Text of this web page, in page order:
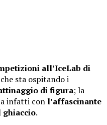
all’IceLab di
sta ospitando i
di figura; la
infatti con l’affascinante
ghiaccio.